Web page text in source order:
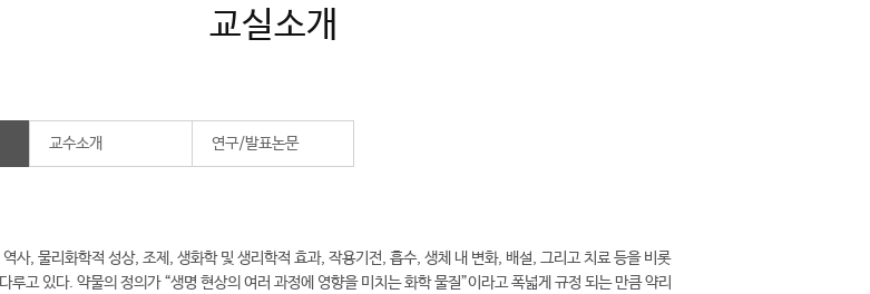
언론속의 건양
교실소개
교수소개 연구/발표논문
사, 물리화학적 성상, 조제, 생화학 및 생리학적 효과, 작용기전, 흡수, 생체 내 변화, 배설, 그리고 치료 등을 비롯
루고 있다. 약물의 정의가 “생명 현상의 여러 과정에 영향을 미치는 화학 물질”이라고 폭넓게 규정 되는 만큼 약리